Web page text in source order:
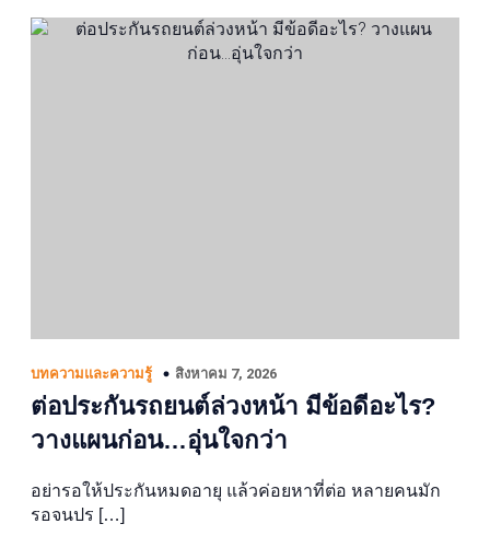
บทความและความรู้ สิงหาคม 7, 2026
ต่อประกันรถยนต์ล่วงหน้า มีข้อดีอะไร?
วางแผนก่อน…อุ่นใจกว่า
อย่ารอให้ประกันหมดอายุ แล้วค่อยหาที่ต่อ หลายคนมัก
รอจนปร […]